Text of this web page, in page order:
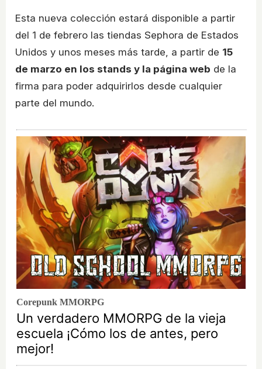
Esta nueva colección estará disponible a partir
del 1 de febrero las tiendas Sephora de Estados
Unidos y unos meses más tarde, a partir de 15
de marzo en los stands y la página web de la
firma para poder adquirirlos desde cualquier
parte del mundo.
Corepunk MMORPG
Un verdadero MMORPG de la vieja
escuela ¡Cómo los de antes, pero
mejor!